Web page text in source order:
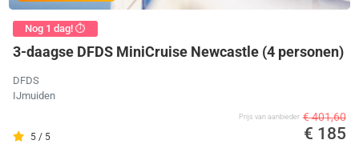
Nog 1 dag! ⏱️
3-daagse DFDS MiniCruise Newcastle (4 personen)
DFDS
IJmuiden
5 / 5
Prijs van aanbieder € 401,60
€ 185